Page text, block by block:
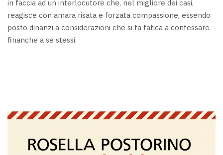
in faccia ad un interlocutore che, nel migliore dei casi,
reagisce con amara risata e forzata compassione, essendo
posto dinanzi a considerazioni che si fa fatica a confessare
finanche a se stessi.